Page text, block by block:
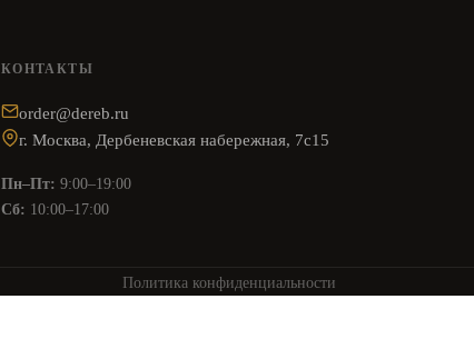
КОНТАКТЫ
order@dereb.ru
г. Москва, Дербеневская набережная, 7с15
Пн–Пт: 9:00–19:00
Сб: 10:00–17:00
Политика конфиденциальности